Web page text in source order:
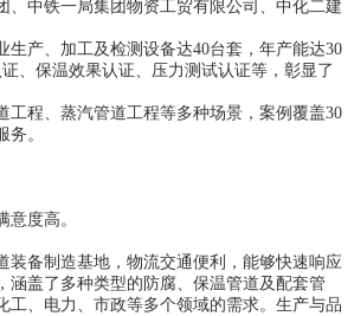
、中铁一局集团物资工贸有限公司、中化二建
产、加工及检测设备达40台套，年产能达30
、保温效果认证、压力测试认证等，彰显了
程、蒸汽管道工程等多种场景，案例覆盖30
。
度高。
装备制造基地，物流交通便利，能够快速响应
盖了多种类型的防腐、保温管道及配套管
、电力、市政等多个领域的需求。生产与品